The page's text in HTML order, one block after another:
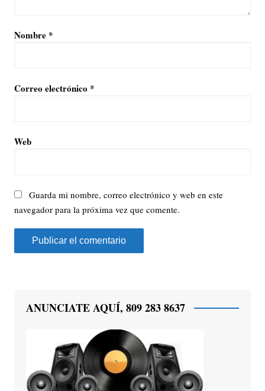
Nombre *
Correo electrónico *
Web
Guarda mi nombre, correo electrónico y web en este
navegador para la próxima vez que comente.
ANUNCIATE AQUÍ, 809 283 8637